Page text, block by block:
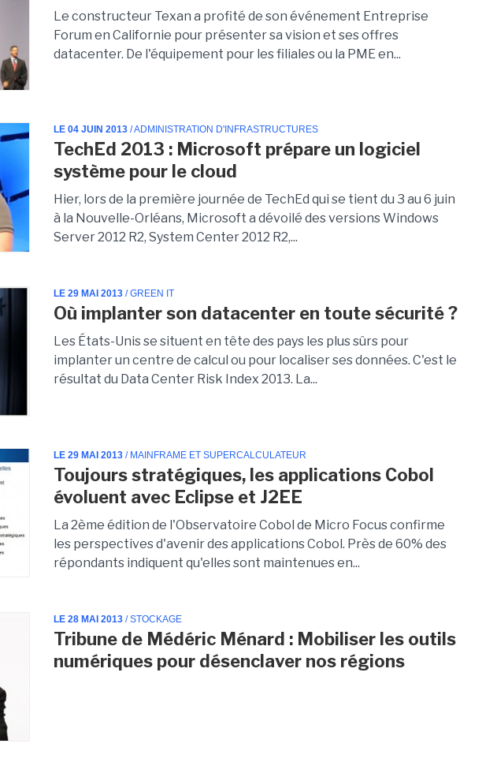
Le constructeur Texan a profité de son événement Entreprise
Forum en Californie pour présenter sa vision et ses offres
datacenter. De l'équipement pour les filiales ou la PME en...
LE 04 JUIN 2013 / ADMINISTRATION D'INFRASTRUCTURES
TechEd 2013 : Microsoft prépare un logiciel
système pour le cloud
Hier, lors de la première journée de TechEd qui se tient du 3 au 6 juin
à la Nouvelle-Orléans, Microsoft a dévoilé des versions Windows
Server 2012 R2, System Center 2012 R2,...
LE 29 MAI 2013 / GREEN IT
Où implanter son datacenter en toute sécurité ?
Les États-Unis se situent en tête des pays les plus sûrs pour
implanter un centre de calcul ou pour localiser ses données. C'est le
résultat du Data Center Risk Index 2013. La...
LE 29 MAI 2013 / MAINFRAME ET SUPERCALCULATEUR
Toujours stratégiques, les applications Cobol
évoluent avec Eclipse et J2EE
La 2ème édition de l'Observatoire Cobol de Micro Focus confirme
les perspectives d'avenir des applications Cobol. Près de 60% des
répondants indiquent qu'elles sont maintenues en...
LE 28 MAI 2013 / STOCKAGE
Tribune de Médéric Ménard : Mobiliser les outils
numériques pour désenclaver nos régions